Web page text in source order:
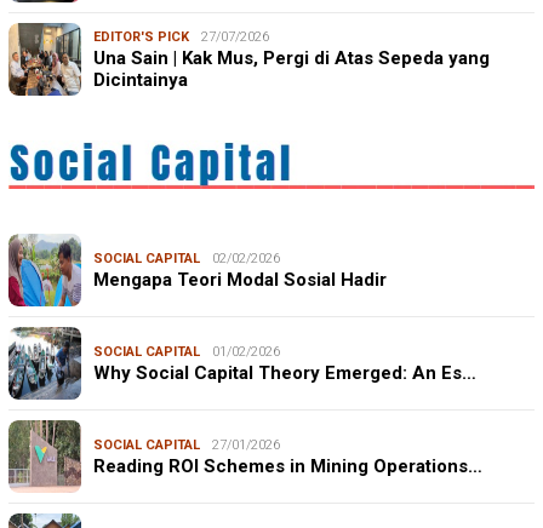
EDITOR'S PICK 27/07/2026
Una Sain | Kak Mus, Pergi di Atas Sepeda yang
Dicintainya
SOCIAL CAPITAL 02/02/2026
Mengapa Teori Modal Sosial Hadir
SOCIAL CAPITAL 01/02/2026
Why Social Capital Theory Emerged: An Es…
SOCIAL CAPITAL 27/01/2026
Reading ROI Schemes in Mining Operations…